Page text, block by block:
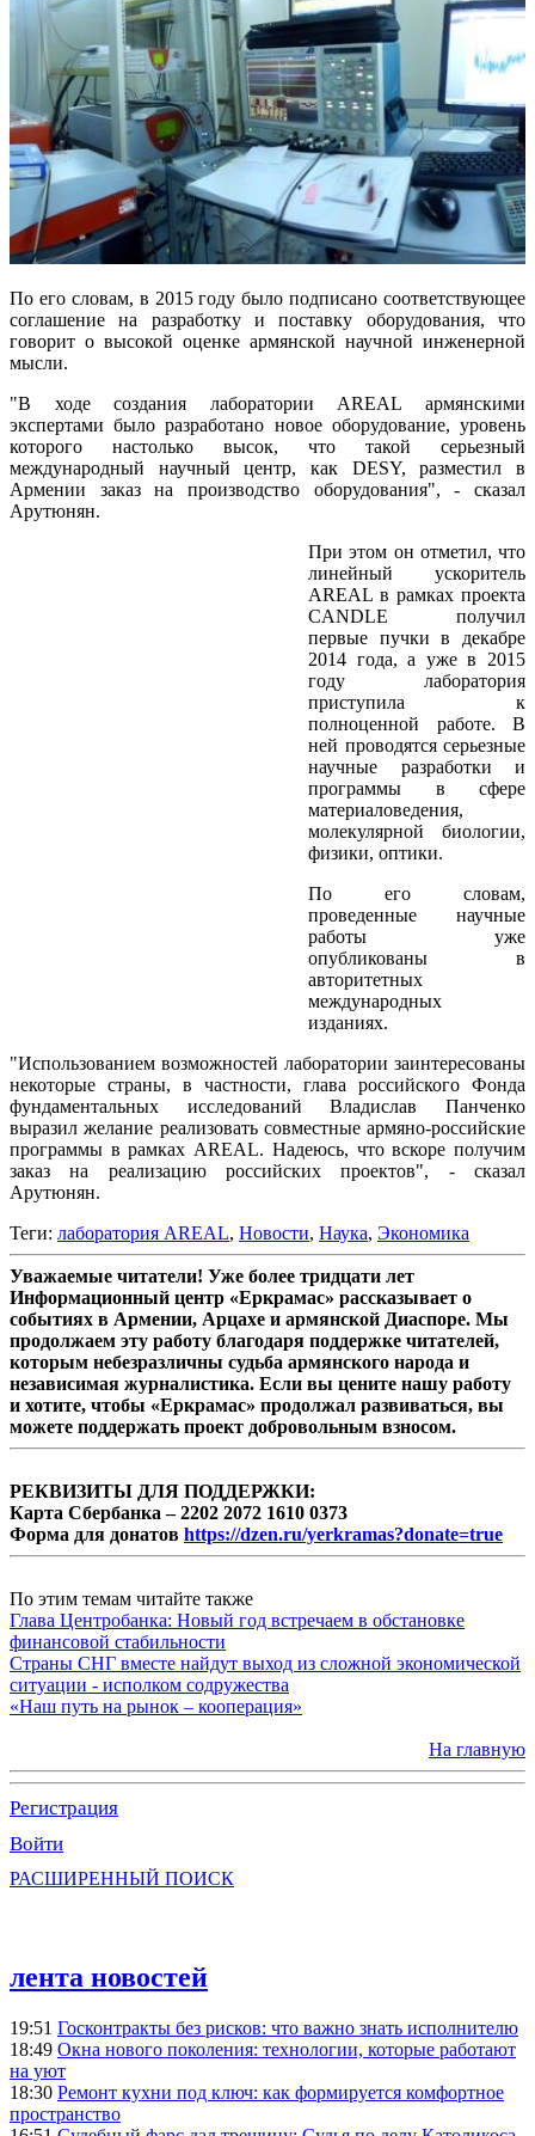
По его словам, в 2015 году было подписано соответствующее
соглашение на разработку и поставку оборудования, что
говорит о высокой оценке армянской научной инженерной
мысли.
"В ходе создания лаборатории AREAL армянскими
экспертами было разработано новое оборудование, уровень
которого настолько высок, что такой серьезный
международный научный центр, как DESY, разместил в
Армении заказ на производство оборудования", - сказал
Арутюнян.
При этом он отметил, что
линейный ускоритель
AREAL в рамках проекта
CANDLE получил
первые пучки в декабре
2014 года, а уже в 2015
году лаборатория
приступила к
полноценной работе. В
ней проводятся серьезные
научные разработки и
программы в сфере
материаловедения,
молекулярной биологии,
физики, оптики.
По его словам,
проведенные научные
работы уже
опубликованы в
авторитетных
международных
изданиях.
"Использованием возможностей лаборатории заинтересованы
некоторые страны, в частности, глава российского Фонда
фундаментальных исследований Владислав Панченко
выразил желание реализовать совместные армяно-российские
программы в рамках AREAL. Надеюсь, что вскоре получим
заказ на реализацию российских проектов", - сказал
Арутюнян.
Теги: лаборатория AREAL, Новости, Наука, Экономика
Уважаемые читатели! Уже более тридцати лет
Информационный центр «Еркрамас» рассказывает о
событиях в Армении, Арцахе и армянской Диаспоре. Мы
продолжаем эту работу благодаря поддержке читателей,
которым небезразличны судьба армянского народа и
независимая журналистика. Если вы цените нашу работу
и хотите, чтобы «Еркрамас» продолжал развиваться, вы
можете поддержать проект добровольным взносом.
РЕКВИЗИТЫ ДЛЯ ПОДДЕРЖКИ:
Карта Сбербанка – 2202 2072 1610 0373
Форма для донатов https://dzen.ru/yerkramas?donate=true
По этим темам читайте также
Глава Центробанка: Новый год встречаем в обстановке
финансовой стабильности
Страны СНГ вместе найдут выход из сложной экономической
ситуации - исполком содружества
«Наш путь на рынок – кооперация»
На главную
Регистрация
Войти
РАСШИРЕННЫЙ ПОИСК
лента новостей
19:51 Госконтракты без рисков: что важно знать исполнителю
18:49 Окна нового поколения: технологии, которые работают
на уют
18:30 Ремонт кухни под ключ: как формируется комфортное
пространство